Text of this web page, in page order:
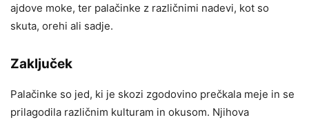
ajdove moke, ter palačinke z različnimi nadevi, kot so
skuta, orehi ali sadje.
Zaključek
Palačinke so jed, ki je skozi zgodovino prečkala meje in se
prilagodila različnim kulturam in okusom. Njihova